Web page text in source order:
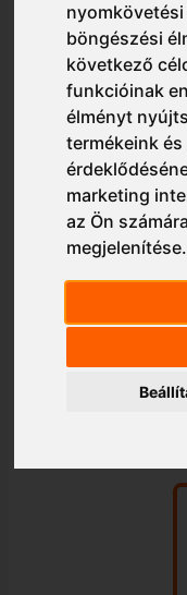
böngészési
következő
funkcióinak
élményt
termékeink
marketing
az Ön
megjelenítése.
ADL514